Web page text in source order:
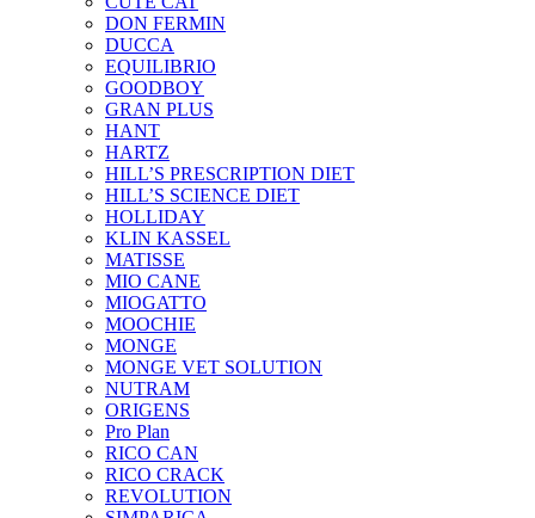
DON FERMIN
DUCCA
EQUILIBRIO
GOODBOY
GRAN PLUS
HANT
HARTZ
HILL’S PRESCRIPTION DIET
HILL’S SCIENCE DIET
HOLLIDAY
KLIN KASSEL
MATISSE
MIO CANE
MIOGATTO
MOOCHIE
MONGE
MONGE VET SOLUTION
NUTRAM
ORIGENS
Pro Plan
RICO CAN
RICO CRACK
REVOLUTION